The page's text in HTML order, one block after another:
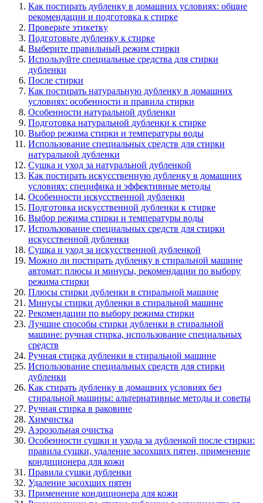
Как постирать дубленку в домашних условиях: общие
рекомендации и подготовка к стирке
Проверьте этикетку
Подготовьте дубленку к стирке
Выберите правильный режим стирки
Используйте специальные средства для стирки
дубленки
После стирки
Как постирать натуральную дубленку в домашних
условиях: особенности и правила стирки
Особенности натуральной дубленки
Подготовка натуральной дубленки к стирке
Выбор режима стирки и температуры воды
Использование специальных средств для стирки
натуральной дубленки
Сушка и уход за натуральной дубленкой
Как постирать искусственную дубленку в домашних
условиях: специфика и эффективные методы
Особенности искусственной дубленки
Подготовка искусственной дубленки к стирке
Выбор режима стирки и температуры воды
Использование специальных средств для стирки
искусственной дубленки
Сушка и уход за искусственной дубленкой
Можно ли постирать дубленку в стиральной машине
автомат: плюсы и минусы, рекомендации по выбору
режима стирки
Плюсы стирки дубленки в стиральной машине
Минусы стирки дубленки в стиральной машине
Рекомендации по выбору режима стирки
Лучшие способы стирки дубленки в стиральной
машине: ручная стирка, использование специальных
средств
Ручная стирка дубленки в стиральной машине
Использование специальных средств для стирки
дубленки
Как стирать дубленку в домашних условиях без
стиральной машины: альтернативные методы и советы
Ручная стирка в раковине
Химчистка
Аэрозольная очистка
Особенности сушки и ухода за дубленкой после стирки:
правила сушки, удаление засохших пятен, применение
кондиционера для кожи
Правила сушки дубленки
Удаление засохших пятен
Применение кондиционера для кожи